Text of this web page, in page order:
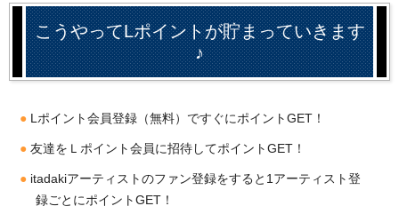
こうやってLポイントが貯まっていきます
♪
Lポイント会員登録（無料）ですぐにポイントGET！
友達をＬポイント会員に招待してポイントGET！
itadakiアーティストのファン登録をすると1アーティスト登
録ごとにポイントGET！